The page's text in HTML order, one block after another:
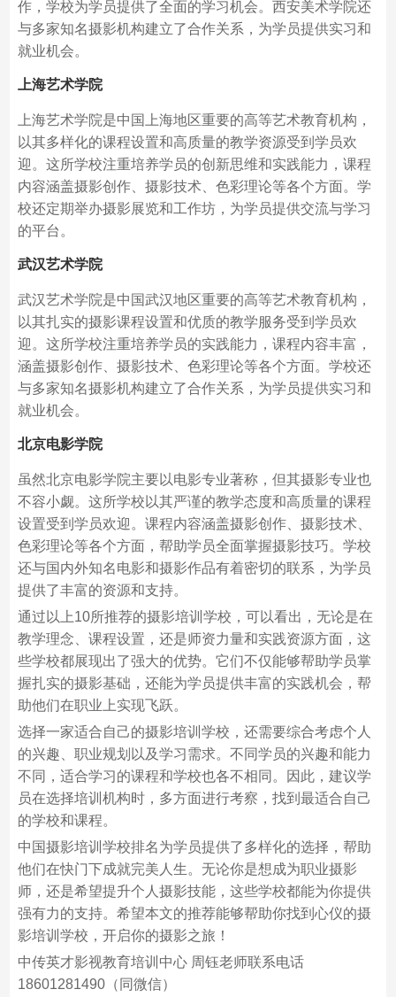
作，学校为学员提供了全面的学习机会。西安美术学院还
与多家知名摄影机构建立了合作关系，为学员提供实习和
就业机会。
上海艺术学院
上海艺术学院是中国上海地区重要的高等艺术教育机构，
以其多样化的课程设置和高质量的教学资源受到学员欢
迎。这所学校注重培养学员的创新思维和实践能力，课程
内容涵盖摄影创作、摄影技术、色彩理论等各个方面。学
校还定期举办摄影展览和工作坊，为学员提供交流与学习
的平台。
武汉艺术学院
武汉艺术学院是中国武汉地区重要的高等艺术教育机构，
以其扎实的摄影课程设置和优质的教学服务受到学员欢
迎。这所学校注重培养学员的实践能力，课程内容丰富，
涵盖摄影创作、摄影技术、色彩理论等各个方面。学校还
与多家知名摄影机构建立了合作关系，为学员提供实习和
就业机会。
北京电影学院
虽然北京电影学院主要以电影专业著称，但其摄影专业也
不容小觑。这所学校以其严谨的教学态度和高质量的课程
设置受到学员欢迎。课程内容涵盖摄影创作、摄影技术、
色彩理论等各个方面，帮助学员全面掌握摄影技巧。学校
还与国内外知名电影和摄影作品有着密切的联系，为学员
提供了丰富的资源和支持。
通过以上10所推荐的摄影培训学校，可以看出，无论是在
教学理念、课程设置，还是师资力量和实践资源方面，这
些学校都展现出了强大的优势。它们不仅能够帮助学员掌
握扎实的摄影基础，还能为学员提供丰富的实践机会，帮
助他们在职业上实现飞跃。
选择一家适合自己的摄影培训学校，还需要综合考虑个人
的兴趣、职业规划以及学习需求。不同学员的兴趣和能力
不同，适合学习的课程和学校也各不相同。因此，建议学
员在选择培训机构时，多方面进行考察，找到最适合自己
的学校和课程。
中国摄影培训学校排名为学员提供了多样化的选择，帮助
他们在快门下成就完美人生。无论你是想成为职业摄影
师，还是希望提升个人摄影技能，这些学校都能为你提供
强有力的支持。希望本文的推荐能够帮助你找到心仪的摄
影培训学校，开启你的摄影之旅！
中传英才影视教育培训中心 周钰老师联系电话
18601281490（同微信）